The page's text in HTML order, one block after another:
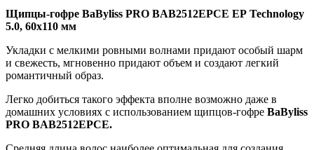
Щипцы-гофре BaByliss PRO BAB2512EPCE EP Technology
5.0, 60х110 мм
Укладки с мелкими ровными волнами придают особый шарм
и свежесть, мгновенно придают объем и создают легкий
романтичный образ.
Легко добиться такого эффекта вполне возможно даже в
домашних условиях с использованием щипцов-гофре BaByliss
PRO BAB2512EPCE.